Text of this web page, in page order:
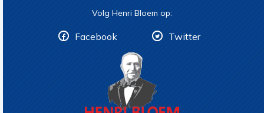
Volg Henri Bloem op:
Facebook Twitter